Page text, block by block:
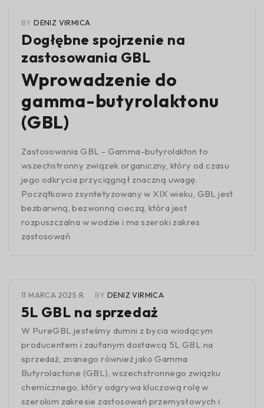
BY DENIZ VIRMICA
Dogłębne spojrzenie na
zastosowania GBL
Wprowadzenie do
gamma-butyrolaktonu
(GBL)
Zastosowania GBL - Gamma-butyrolakton to
wszechstronny związek organiczny, który od czasu
jego odkrycia przyciągnął znaczną uwagę.
Początkowo zsyntetyzowany w XIX wieku, GBL jest
bezbarwną, bezwonną cieczą, która jest
rozpuszczalna w wodzie i ma szeroki zakres
zastosowań
11 MARCA 2025 R. BY DENIZ VIRMICA
5L GBL na sprzedaż
W PureGBL jesteśmy dumni z bycia wiodącym
producentem i zaufanym dostawcą 5L GBL na
sprzedaż, znanego również jako Gamma
Butyrolactone (GBL), wszechstronnego związku
chemicznego, który odgrywa kluczową rolę w
szerokim zakresie zastosowań przemysłowych i